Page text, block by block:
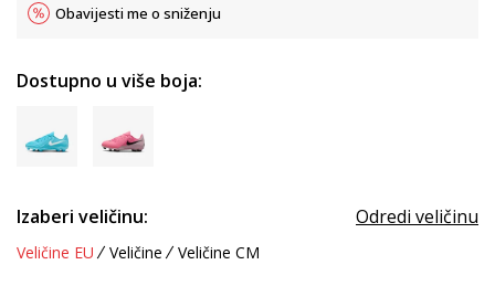
Obavijesti me o sniženju
Dostupno u više boja:
Izaberi veličinu: Odredi veličinu
Veličine EU Veličine Veličine CM